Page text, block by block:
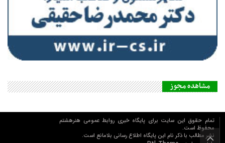
مشاهده مجوز
تمام حقوق این سایت برای پایگاه خبری روابط عمومي هنرهشتم
محفوظ است.
نشر مطالب با ذکر نام اين پايگاه اطلاع رساني بلامانع است.